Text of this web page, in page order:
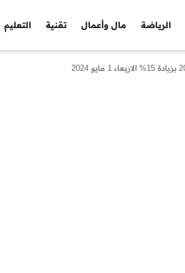
الرياضة مال وأعمال تقنية التعليم